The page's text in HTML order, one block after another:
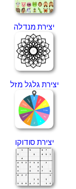
יצירת מנדלה
יצירת גלגל מזל
יצירת סודוקו